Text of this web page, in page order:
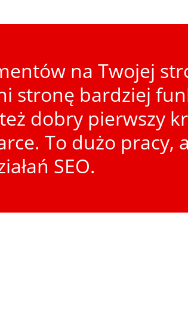
na Twojej
stronę bardziej
dobry pierwszy
To dużo pracy,
SEO.